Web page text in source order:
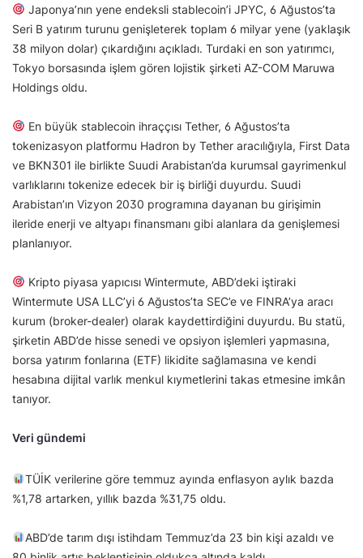
Japonya’nın yene endeksli stablecoin’i JPYC, 6 Ağustos’ta
Seri B yatırım turunu genişleterek toplam 6 milyar yene (yaklaşık
38 milyon dolar) çıkardığını açıkladı. Turdaki en son yatırımcı,
Tokyo borsasında işlem gören lojistik şirketi AZ-COM Maruwa
Holdings oldu.
En büyük stablecoin ihraççısı Tether, 6 Ağustos’ta
tokenizasyon platformu Hadron by Tether aracılığıyla, First Data
ve BKN301 ile birlikte Suudi Arabistan’da kurumsal gayrimenkul
varlıklarını tokenize edecek bir iş birliği duyurdu. Suudi
Arabistan’ın Vizyon 2030 programına dayanan bu girişimin
ileride enerji ve altyapı finansmanı gibi alanlara da genişlemesi
planlanıyor.
Kripto piyasa yapıcısı Wintermute, ABD’deki iştiraki
Wintermute USA LLC’yi 6 Ağustos’ta SEC’e ve FINRA’ya aracı
kurum (broker-dealer) olarak kaydettirdiğini duyurdu. Bu statü,
şirketin ABD’de hisse senedi ve opsiyon işlemleri yapmasına,
borsa yatırım fonlarına (ETF) likidite sağlamasına ve kendi
hesabına dijital varlık menkul kıymetlerini takas etmesine imkân
tanıyor.
Veri gündemi
TÜİK verilerine göre temmuz ayında enflasyon aylık bazda
%1,78 artarken, yıllık bazda %31,75 oldu.
ABD’de tarım dışı istihdam Temmuz’da 23 bin kişi azaldı ve